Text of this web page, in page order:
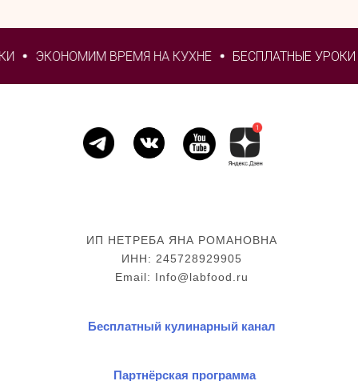
ЭКОНОМИМ ВРЕМЯ НА КУХНЕ БЕСПЛАТНЫЕ УРОКИ
ИП НЕТРЕБА ЯНА РОМАНОВНА
ИНН: 245728929905
Email: Info@labfood.ru
Бесплатный кулинарный канал
Партнёрская программа